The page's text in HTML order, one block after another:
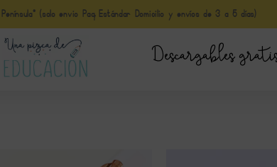
(solo envio Paq Estándar Domicilio y envíos de 3 a 5 días)
Descargables